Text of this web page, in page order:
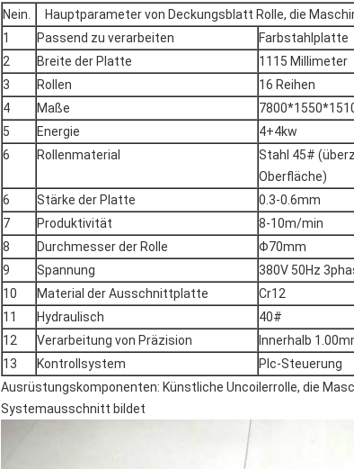
Nein.
Hauptparameter von Deckungsblatt Rolle, die
1
Passend zu verarbeiten
Farbstahlplatte
2
Breite der Platte
1115 Millimeter
3
Rollen
16 Reihen
4
Maße
5
Energie
4+4kw
6
Rollenmaterial
Stahl 45#
Oberfläche)
6
Stärke der Platte
0.3-0.6mm
7
Produktivität
8-10m/min
8
Durchmesser der Rolle
Φ70mm
9
Spannung
380V 50Hz
10
Material der Ausschnittplatte
Cr12
11
Hydraulisch
40#
12
Verarbeitung von Präzision
Innerhalb
13
Kontrollsystem
Plc-Steuerung
Ausrüstungskomponenten: Künstliche Uncoilerrolle, die
Systemausschnitt bildet